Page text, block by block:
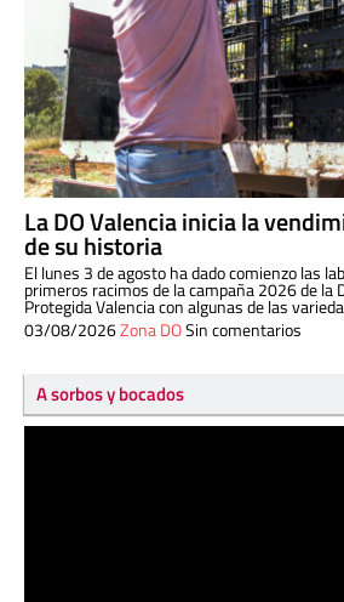
La DO Valencia inicia la
de su historia
El lunes 3 de agosto ha dado comienzo las
primeros racimos de la campaña 2026 de la
Protegida Valencia con algunas de las
03/08/2026Zona DOSin comentarios
A sorbos y bocados